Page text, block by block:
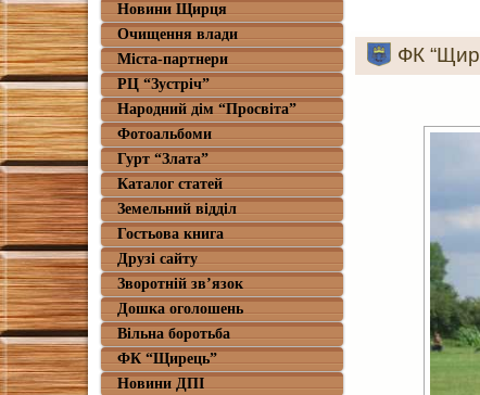
Новини Щирця
Очищення влади
Міста-партнери
РЦ “Зустріч”
Народний дім “Просвіта”
Фотоальбоми
Гурт “Злата”
Каталог статей
Земельний відділ
Гостьова книга
Друзі сайту
Зворотній зв’язок
Дошка оголошень
Вільна боротьба
ФК “Щирець”
Новини ДПІ
ФК